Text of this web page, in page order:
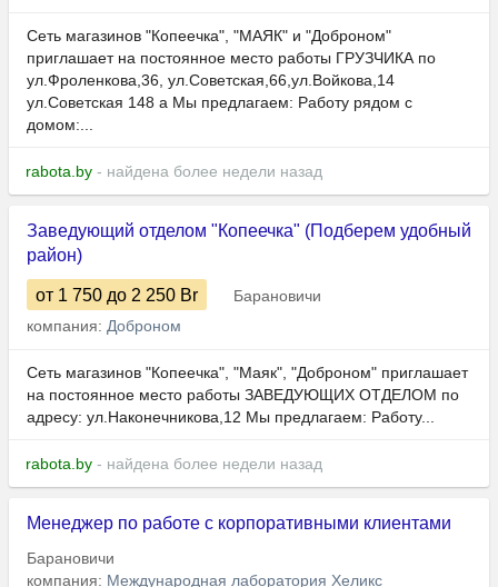
Сеть магазинов "Копеечка", "МАЯК" и "Доброном"
приглашает на постоянное место работы ГРУЗЧИКА по
ул.Фроленкова,36, ул.Советская,66,ул.Войкова,14
ул.Советская 148 а Мы предлагаем: Работу рядом с
домом:...
rabota.by - найдена более недели назад
Заведующий отделом "Копеечка" (Подберем удобный
район)
от 1 750 до 2 250 Br
Барановичи
компания: Доброном
Сеть магазинов "Копеечка", "Маяк", "Доброном" приглашает
на постоянное место работы ЗАВЕДУЮЩИХ ОТДЕЛОМ по
адресу: ул.Наконечникова,12 Мы предлагаем: Работу...
rabota.by - найдена более недели назад
Менеджер по работе с корпоративными клиентами
Барановичи
компания: Международная лаборатория Хеликс